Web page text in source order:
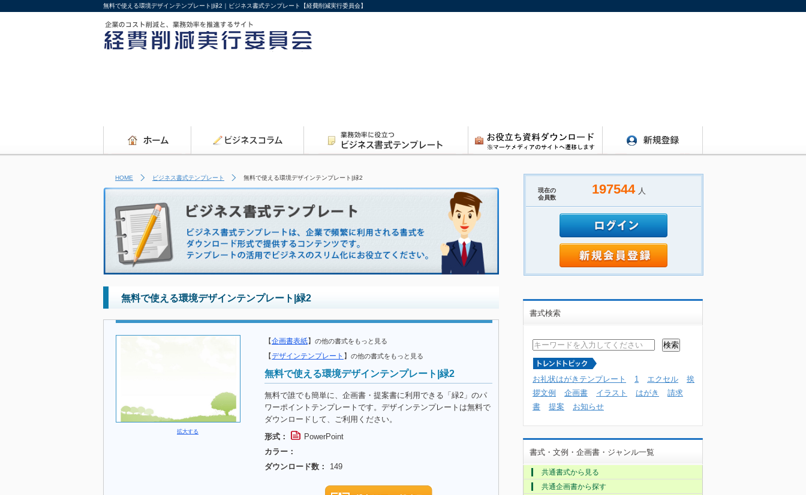
無料で使える環境デザインテンプレート|緑2｜ビジネス書式テンプレート【経費削減実行委員会】
HOME ビジネス書式テンプレート 無料で使える環境デザインテンプレート|緑2
無料で使える環境デザインテンプレート|緑2
拡大する
【企画書表紙】 の他の書式をもっと見る
【デザインテンプレート 】 の他の書式をもっと見る
無料で使える環境デザインテンプレート|緑2
無料で誰でも簡単に、企画書・提案書に利用できる「緑2」のパ
ワーポイントテンプレートです。デザインテンプレートは無料で
ダウンロードして、ご利用ください。
形式：
PowerPoint
カラー：
ダウンロード数：
149
現在の
会員数
197544 人
書式検索
お礼状はがきテンプレート 1 エクセル
挨
拶文例
企画書 イラスト はがき
請求
書
提案 お知らせ
書式・文例・企画書・ジャンル一覧
共通書式から見る
共通企画書から探す